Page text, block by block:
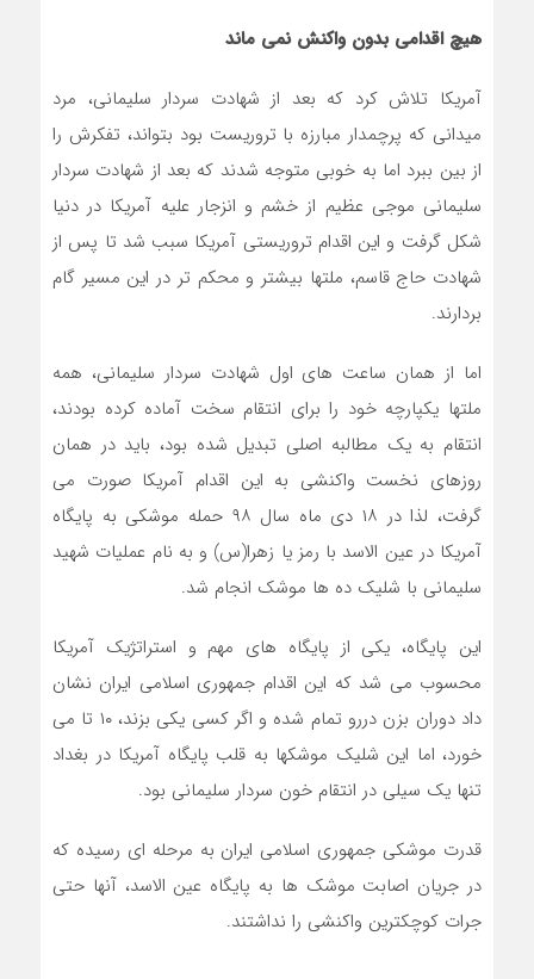
هیچ اقدامی بدون واکنش نمی ماند
آمریکا تلاش کرد که بعد از شهادت سردار سلیمانی، مرد
میدانی که پرچمدار مبارزه با تروریست بود بتواند، تفکرش را
از بین ببرد اما به خوبی متوجه شدند که بعد از شهادت سردار
سلیمانی موجی عظیم از خشم و انزجار علیه آمریکا در دنیا
شکل گرفت و این اقدام تروریستی آمریکا سبب شد تا پس از
شهادت حاج قاسم، ملتها بیشتر و محکم تر در این مسیر گام
بردارند.
اما از همان ساعت های اول شهادت سردار سلیمانی، همه
ملتها یکپارچه خود را برای انتقام سخت آماده کرده بودند،
انتقام به یک مطالبه اصلی تبدیل شده بود، باید در همان
روزهای نخست واکنشی به این اقدام آمریکا صورت می
گرفت، لذا در ۱۸ دی ماه سال ۹۸ حمله موشکی به پایگاه
آمریکا در عین الاسد با رمز یا زهرا(س) و به نام عملیات شهید
سلیمانی با شلیک ده ها موشک انجام شد.
این پایگاه، یکی از پایگاه های مهم و استراتژیک آمریکا
محسوب می شد که این اقدام جمهوری اسلامی ایران نشان
داد دوران بزن دررو تمام شده و اگر کسی یکی بزند، ۱۰ تا می
خورد، اما این شلیک موشکها به قلب پایگاه آمریکا در بغداد
تنها یک سیلی در انتقام خون سردار سلیمانی بود.
قدرت موشکی جمهوری اسلامی ایران به مرحله ای رسیده که
در جریان اصابت موشک ها به پایگاه عین الاسد، آنها حتی
جرات کوچکترین واکنشی را نداشتند.